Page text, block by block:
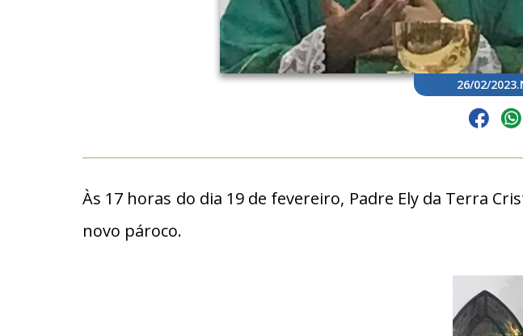
26/02/2023.
Às 17 horas do dia 19 de fevereiro, Padre Ely da Terra
novo pároco.